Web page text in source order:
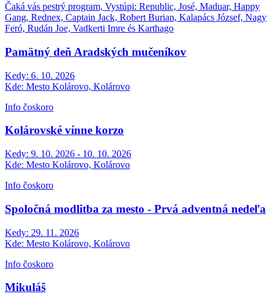
Čaká vás pestrý program, Vystúpi: Republic, José, Maduar, Happy
Gang, Rednex, Captain Jack, Robert Burian, Kalapács József, Nagy
Feró, Rudán Joe, Vadkerti Imre és Karthago
Pamätný deň Aradských mučeníkov
Kedy: 6. 10. 2026
Kde: Mesto Kolárovo, Kolárovo
Info čoskoro
Kolárovské vínne korzo
Kedy: 9. 10. 2026 - 10. 10. 2026
Kde: Mesto Kolárovo, Kolárovo
Info čoskoro
Spoločná modlitba za mesto - Prvá adventná nedeľa
Kedy: 29. 11. 2026
Kde: Mesto Kolárovo, Kolárovo
Info čoskoro
Mikuláš